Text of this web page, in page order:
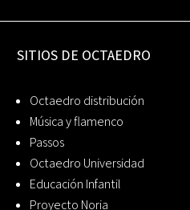
SITIOS DE OCTAEDRO
Octaedro distribución
Música y flamenco
Passos
Octaedro Universidad
Educación Infantil
Proyecto Noria